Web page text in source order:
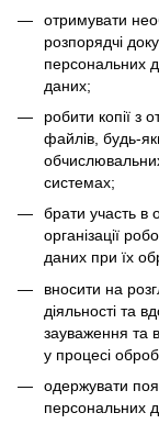
отримувати
розпорядчі
персональних
даних;
робити копії з
файлів, будь-
системах;
брати участь в
організації
даних при їх
вносити на
діяльності та
зауваження та
у процесі
одержувати
персональних